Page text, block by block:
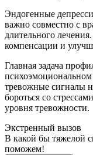
Эндогенные
важно совместно с
длительного
компенсации и
Главная задача
психоэмоциональном
тревожные сигналы
бороться со
уровня тревожности.
Экстренный вызов
В какой бы тяжелой
поможем!